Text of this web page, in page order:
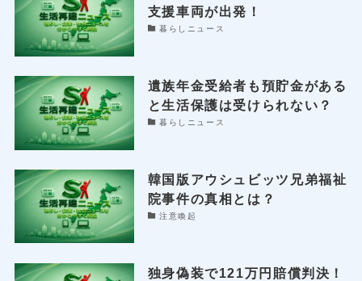
支援車両が出発！
暮らしニュース
遺族年金受給者も預貯金がある
と生活保護は受けられない？
暮らしニュース
韓国版アウシュビッツ兄弟福祉
院事件の真相とは？
注意喚起
独身偽装で121万円賠償判決！